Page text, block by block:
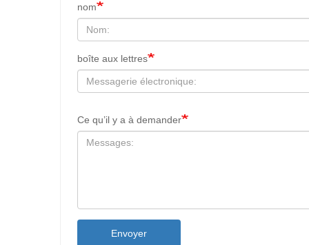
nom
boîte aux lettres
Ce qu’il y a à demander
Envoyer